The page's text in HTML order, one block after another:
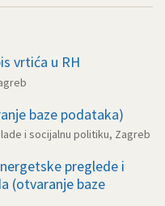
vrtića u RH
baze podataka)
i socijalnu politiku, Zagreb
preglede i
(otvaranje baze